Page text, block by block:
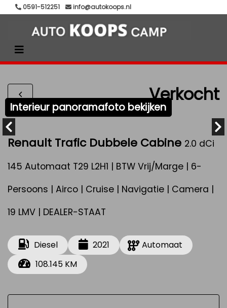
0591-512251 info@autokoops.nl
Verkocht
Interieur panoramafoto bekijken
Renault Trafic Dubbele Cabine 2.0 dCi
145 Automaat T29 L2H1 | BTW Vrij/Marge | 6-
Persoons | Airco | Cruise | Navigatie | Camera |
19 LMV | DEALER-STAAT
Diesel 2021
Automaat
108.145 KM